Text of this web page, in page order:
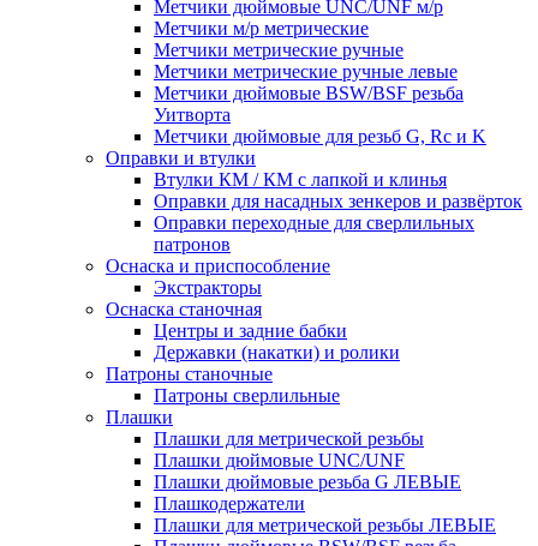
Метчики дюймовые UNC/UNF м/р
Метчики м/р метрические
Метчики метрические ручные
Метчики метрические ручные левые
Метчики дюймовые BSW/BSF резьба
Уитворта
Метчики дюймовые для резьб G, Rc и K
Оправки и втулки
Втулки КМ / КМ с лапкой и клинья
Оправки для насадных зенкеров и развёрток
Оправки переходные для сверлильных
патронов
Оснаска и приспособление
Экстракторы
Оснаска станочная
Центры и задние бабки
Державки (накатки) и ролики
Патроны станочные
Патроны сверлильные
Плашки
Плашки для метрической резьбы
Плашки дюймовые UNC/UNF
Плашки дюймовые резьба G ЛЕВЫЕ
Плашкодержатели
Плашки для метрической резьбы ЛЕВЫЕ